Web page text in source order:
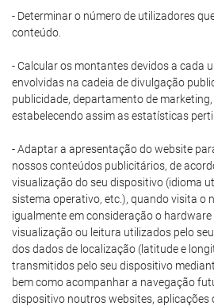
- Determinar o número de utilizadores
conteúdo.
- Calcular os montantes devidos a cada
envolvidas na cadeia de divulgação
publicidade, departamento de
estabelecendo assim as estatísticas
- Adaptar a apresentação do website
nossos conteúdos publicitários, de
visualização do seu dispositivo (idioma
sistema operativo, etc.), quando visita o
igualmente em consideração o
visualização ou leitura utilizados pelo
dos dados de localização (latitude e
transmitidos pelo seu dispositivo
bem como acompanhar a navegação
dispositivo noutros websites, aplicações